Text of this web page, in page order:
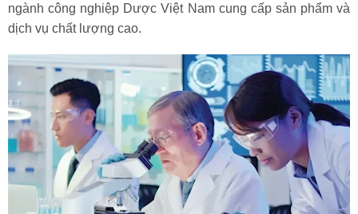
ngành công nghiệp Dược Việt Nam cung cấp sản phẩm và
dịch vụ chất lượng cao.